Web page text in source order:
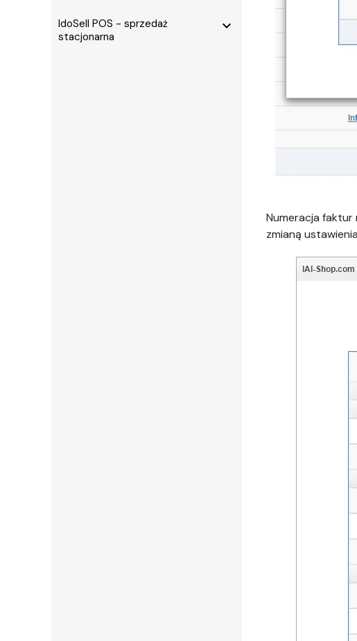
IdoSell POS - sprzedaż
stacjonarna
expand_more
Numeracja faktur
zmianą